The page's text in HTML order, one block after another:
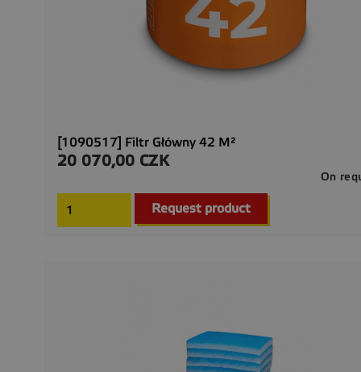
[1090517] Filtr Główny 42 M²
Cena
20 070,00 CZK
On
Request product